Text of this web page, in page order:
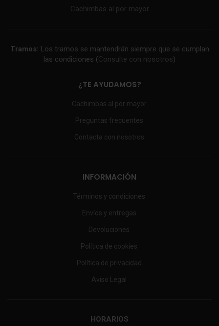
Cachimbas al por mayor
Tramos: Los tramos se mantendrán siempre que se cumplan
las condiciones (Consulte con nosotros)
¿TE AYUDAMOS?
Cachimbas al por mayor
Preguntas frecuentes
Contacta con nosotros
INFORMACIÓN
Términos y condiciones
Envíos y entregas
Devoluciones
Política de cookies
Política de privacidad
Aviso Legal
HORARIOS